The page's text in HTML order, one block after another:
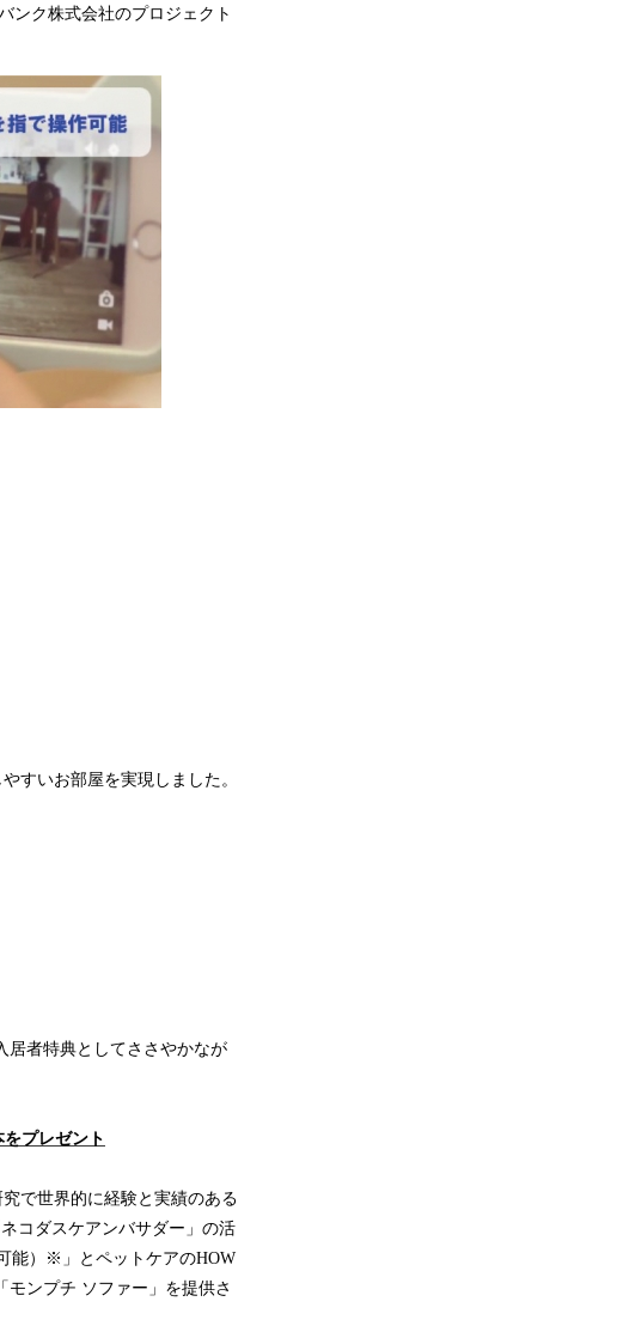
ンク株式会社のプロジェクト
すいお部屋を実現しました。
居者特典としてささやかなが
プレゼント
で世界的に経験と実績のある
コダスケアンバサダー」の活
能）※」とペットケアのHOW
ンプチ ソファー」を提供さ